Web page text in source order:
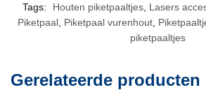
Tags:
Houten piketpaaltjes Lasers
Piketpaal, Piketpaal vurenhout,
piketpaaltjes
Gerelateerde producten